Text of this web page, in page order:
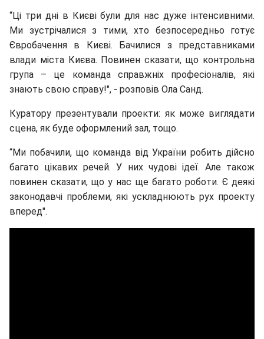
“Ці три дні в Києві були для нас дуже інтенсивними.
Ми зустрічалися з тими, хто безпосередньо готує
Євробачення в Києві. Бачилися з представниками
влади міста Києва. Повинен сказати, що контрольна
група – це команда справжніх професіоналів, які
знають свою справу!", - розповів Ола Санд.
Куратору презентували проекти: як може виглядати
сцена, як буде оформлений зал, тощо.
“Ми побачили, що команда від України робить дійсно
багато цікавих речей. У них чудові ідеї. Але також
повинен сказати, що у нас ще багато роботи. Є деякі
законодавчі проблеми, які ускладнюють рух проекту
вперед".